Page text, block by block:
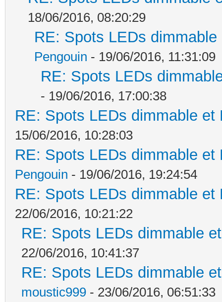
18/06/2016, 08:20:29
RE: Spots LEDs
Pengouin - 19/06/2016, 11:31:09
RE: Spots LEDs
- 19/06/2016, 17:00:38
RE: Spots LEDs dimmable
15/06/2016, 10:28:03
RE: Spots LEDs dimmable
Pengouin - 19/06/2016, 19:24:54
RE: Spots LEDs dimmable
22/06/2016, 10:21:22
RE: Spots LEDs dimmable
22/06/2016, 10:41:37
RE: Spots LEDs dimmable
moustic999 - 23/06/2016, 06:51:33